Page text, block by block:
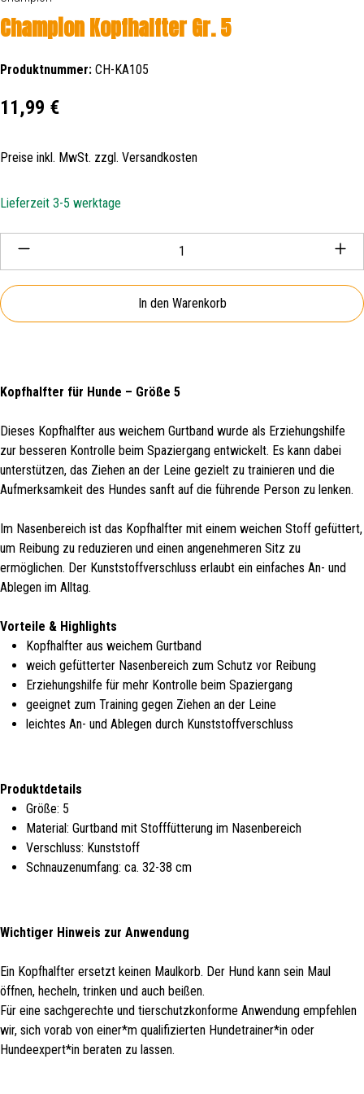
Champion Kopfhalfter Gr. 5
Produktnummer: CH-KA105
Regulärer Preis:
11,99 €
Preise inkl. MwSt. zzgl. Versandkosten
Lieferzeit 3-5 werktage
Produkt Anzahl: Gib den gewünschten Wert ein oder
In den Warenkorb
Kopfhalfter für Hunde – Größe 5
Dieses Kopfhalfter aus weichem Gurtband wurde als Erziehungshilfe
zur besseren Kontrolle beim Spaziergang entwickelt. Es kann dabei
unterstützen, das Ziehen an der Leine gezielt zu trainieren und die
Aufmerksamkeit des Hundes sanft auf die führende Person zu lenken.
Im Nasenbereich ist das Kopfhalfter mit einem weichen Stoff gefüttert,
um Reibung zu reduzieren und einen angenehmeren Sitz zu
ermöglichen. Der Kunststoffverschluss erlaubt ein einfaches An- und
Ablegen im Alltag.
Vorteile & Highlights
Kopfhalfter aus weichem Gurtband
weich gefütterter Nasenbereich zum Schutz vor Reibung
Erziehungshilfe für mehr Kontrolle beim Spaziergang
geeignet zum Training gegen Ziehen an der Leine
leichtes An- und Ablegen durch Kunststoffverschluss
Produktdetails
Größe: 5
Material: Gurtband mit Stofffütterung im Nasenbereich
Verschluss: Kunststoff
Schnauzenumfang: ca. 32-38 cm
Wichtiger Hinweis zur Anwendung
Ein Kopfhalfter ersetzt keinen Maulkorb. Der Hund kann sein Maul
öffnen, hecheln, trinken und auch beißen.
Für eine sachgerechte und tierschutzkonforme Anwendung empfehlen
wir, sich vorab von einer*m qualifizierten Hundetrainer*in oder
Hundeexpert*in beraten zu lassen.